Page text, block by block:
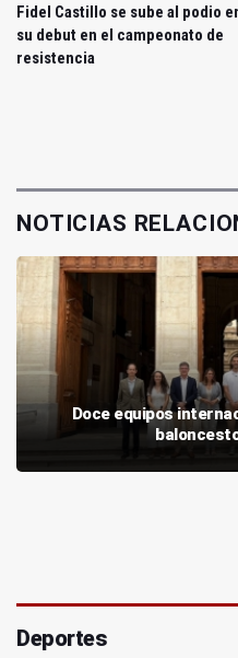
Fidel Castillo se sube al podio
su debut en el campeonato de
resistencia
NOTICIAS
Doce equipos
Deportes